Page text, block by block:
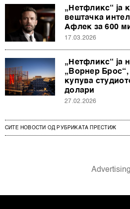
„Нетфликс“ ја
вештачка
Афлек за 600
17.03.2026
„Нетфликс“ ја
„Ворнер Брос“,
купува
долари
27.02.2026
СИТЕ НОВОСТИ ОД РУБРИКАТА ПРЕСТИЖ